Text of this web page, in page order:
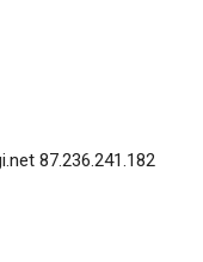
87.236.241.182